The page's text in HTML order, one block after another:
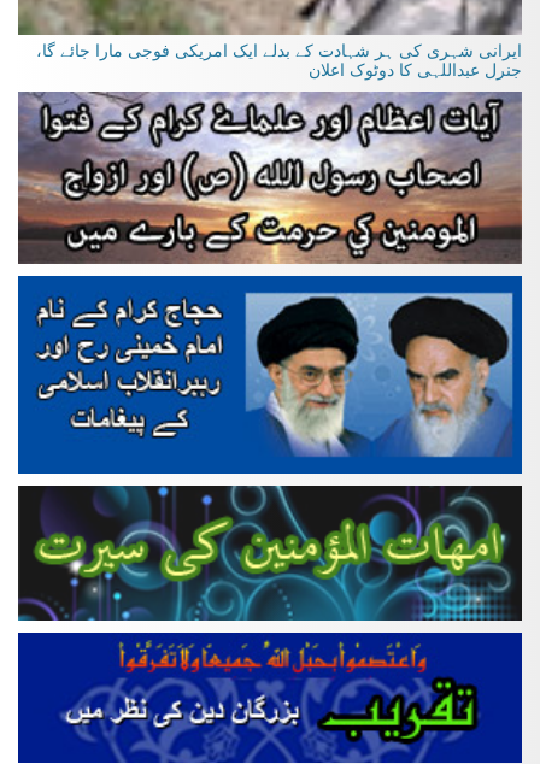
ایرانی شہری کی ہر شہادت کے بدلے ایک امریکی فوجی مارا جائے گا،
جنرل عبداللہی کا دوٹوک اعلان